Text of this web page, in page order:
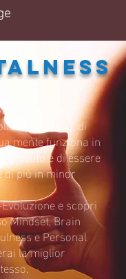
il pieno e
di te stesso, di
mente funziona in
e acuto e di essere
più in minor
e scopri
Mindset, Brain
e Personal
la miglior